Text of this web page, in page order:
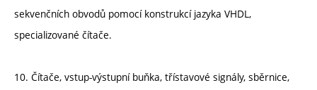
sekvenčních obvodů pomocí konstrukcí jazyka VHDL,
specializované čítače.
10. Čítače, vstup-výstupní buňka, třístavové signály, sběrnice,